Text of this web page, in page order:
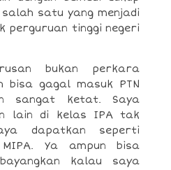
satu yang menjadi
perguruan tinggi negeri
bukan perkara
bisa gagal masuk PTN
sangat ketat. Saya
lain di kelas IPA tak
dapatkan seperti
Ya ampun bisa
kalau saya